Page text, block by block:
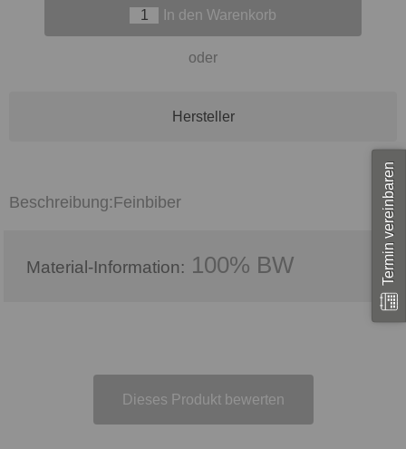
In den Warenkorb
oder
Hersteller
Feinbiber
Material-Information: 100% BW
Dieses Produkt bewerten
Termin vereinbaren